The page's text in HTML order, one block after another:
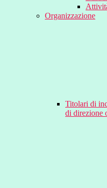
Organizzazione
Titolari di
di direzione